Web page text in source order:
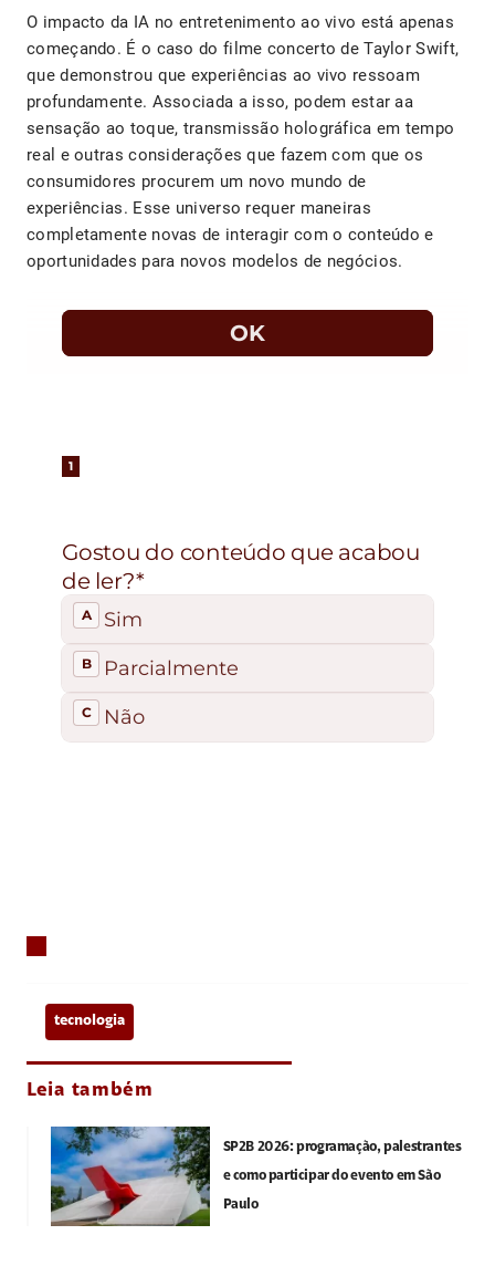
O impacto da IA ​​no entretenimento ao vivo está apenas
começando. É o caso do filme concerto de Taylor Swift,
que demonstrou que experiências ao vivo ressoam
profundamente. Associada a isso, podem estar aa
sensação ao toque, transmissão holográfica em tempo
real e outras considerações que fazem com que os
consumidores procurem um novo mundo de
experiências. Esse universo requer maneiras
completamente novas de interagir com o conteúdo e
oportunidades para novos modelos de negócios.
tecnologia
Leia também
SP2B 2026: programação, palestrantes
e como participar do evento em São
Paulo